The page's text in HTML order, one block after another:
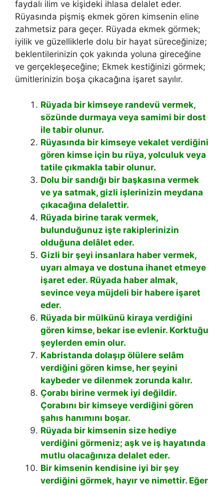
faydalı ilim ve kişideki ihlasa delalet eder.
Rüyasında pişmiş ekmek gören kimsenin eline
zahmetsiz para geçer. Rüyada ekmek görmek;
iyilik ve güzelliklerle dolu bir hayat süreceğinize;
beklentilerinizin çok yakında yoluna gireceğine
ve gerçekleşeceğine; Ekmek kestiğinizi görmek;
ümitlerinizin boşa çıkacağına işaret sayılır.
Rüyada bir kimseye randevü vermek,
sözünde durmaya veya samimi bir dost
ile tabir olunur.
Rüyasında bir kimseye vekalet verdiğini
gören kimse için bu rüya, yolculuk veya
tatile çıkmakla tabir olunur.
Dolu bir sandığı bir başkasına vermek
ve ya satmak, gizli işlerinizin meydana
çıkacağına delalettir.
Rüyada birine tarak vermek,
bulunduğunuz işte rakiplerinizin
olduğuna delâlet eder.
Gizli bir şeyi insanlara haber vermek,
uyarı almaya ve dostuna ihanet etmeye
işaret eder. Rüyada haber almak,
sevince veya müjdeli bir habere işaret
eder.
Rüyada bir mülkünü kiraya verdiğini
gören kimse, bekar ise evlenir. Korktuğu
şeylerden emin olur.
Kabristanda dolaşıp ölülere selâm
verdiğini gören kimse, her şeyini
kaybeder ve dilenmek zorunda kalır.
Çorabı birine vermek iyi değildir.
Çorabını bir kimseye verdiğini gören
şahıs hanımını boşar.
Rüyada bir kimsenin size hediye
verdiğini görmeniz; aşk ve iş hayatında
mutlu olacağınıza delalet eder.
Bir kimsenin kendisine iyi bir şey
verdiğini görmek, hayır ve nimettir. Eğer